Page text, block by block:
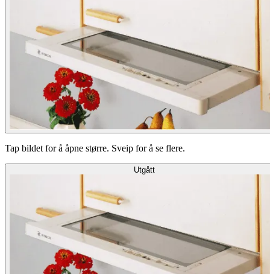
Tap bildet for å åpne større. Sveip for å se flere.
Utgått